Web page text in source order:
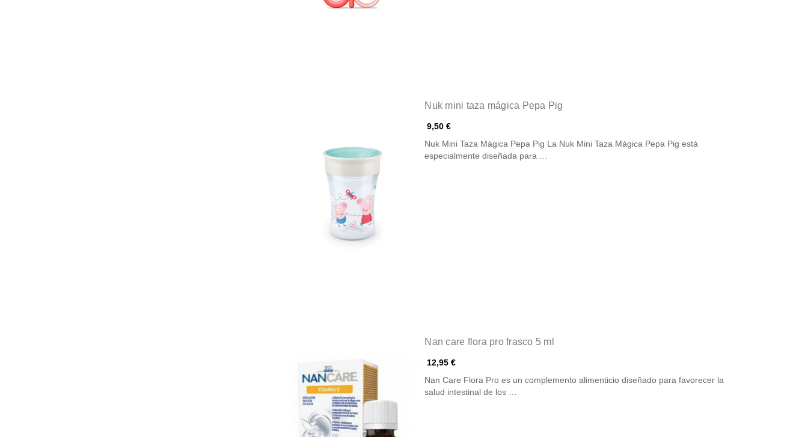
Nuk mini taza mágica Pepa Pig
9,50 €
Nuk Mini Taza Mágica Pepa Pig La Nuk Mini Taza Mágica Pepa Pig está
especialmente diseñada para …
Nan care flora pro frasco 5 ml
12,95 €
Nan Care Flora Pro es un complemento alimenticio diseñado para favorecer la
salud intestinal de los …